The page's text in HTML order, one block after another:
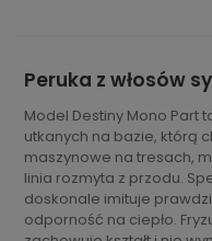
Peruka z włosów
Model Destiny Mono Part
utkanych na bazie, którą
maszynowe na tresach,
linia rozmyta z przodu.
doskonale imituje
odporność na ciepło.